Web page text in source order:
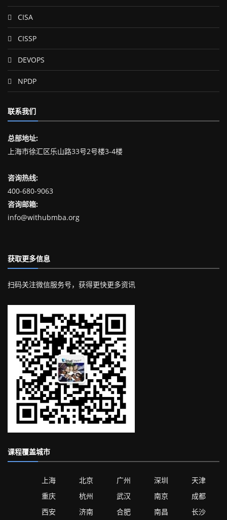
CISA
CISSP
DEVOPS
NPDP
联系我们
总部地址:
上海市徐汇区乐山路33号2号楼3-4楼
咨询热线:
400-680-9063
咨询邮箱:
info@withubmba.org
获取更多信息
扫码关注微信服务号，获得更快更多资讯
课程覆盖城市
上海 北京 广州 深圳
天津
重庆
杭州 武汉 南京
成都
西安
济南 合肥 南昌 长沙